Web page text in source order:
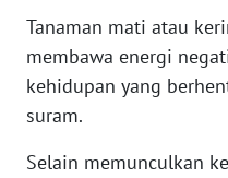
Tanaman mati atau
membawa energi
kehidupan yang
suram.
Selain memunculkan
WN
JATIM
WN
BALI